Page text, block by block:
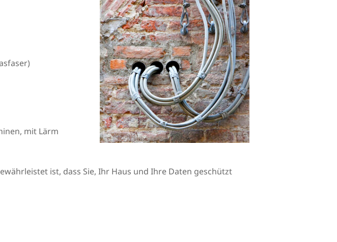
mit Lärm
ist, dass Sie, Ihr Haus und Ihre Daten geschützt